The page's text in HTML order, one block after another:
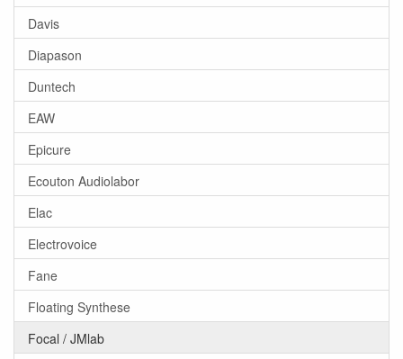
Davis
Diapason
Duntech
EAW
Epicure
Ecouton Audiolabor
Elac
Electrovoice
Fane
Floating Synthese
Focal / JMlab